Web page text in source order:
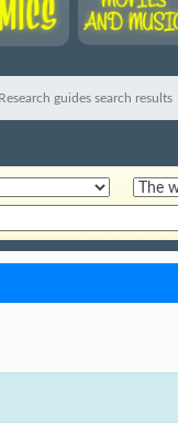
Research guides search results